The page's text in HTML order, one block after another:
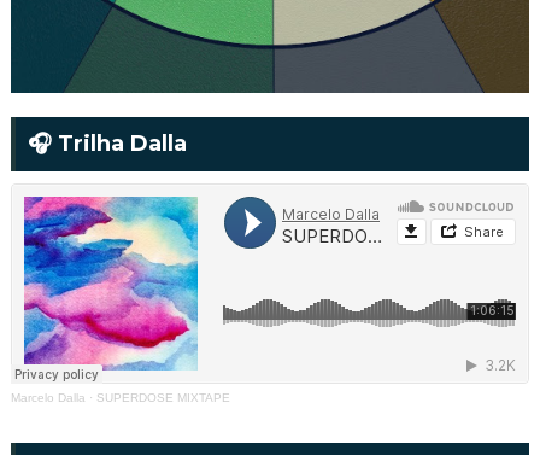
🎧 Trilha Dalla
Marcelo Dalla · SUPERDOSE MIXTAPE